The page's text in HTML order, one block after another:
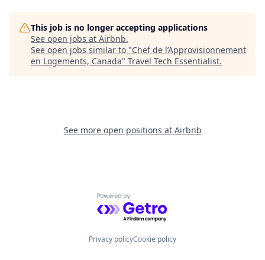
This job is no longer accepting applications
See open jobs at Airbnb.
See open jobs similar to "Chef de l’Approvisionnement
en Logements, Canada" Travel Tech Essentialist.
See more open positions at Airbnb
Powered by Getro.com
Privacy policyCookie policy